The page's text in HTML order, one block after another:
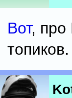
Вот, про